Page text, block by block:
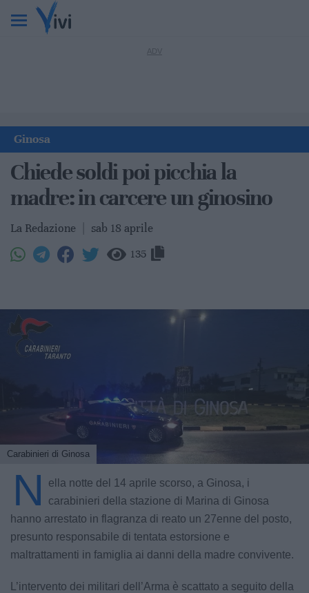
Ginosa
Chiede soldi poi picchia la
madre: in carcere un ginosino
La Redazione sab 18 aprile
135
Carabinieri di Ginosa
N
ella notte del 14 aprile scorso, a Ginosa, i
carabinieri della stazione di Marina di Ginosa
hanno arrestato in flagranza di reato un 27enne del posto,
presunto responsabile di tentata estorsione e
maltrattamenti in famiglia ai danni della madre convivente.
L’intervento dei militari dell’Arma è scattato a seguito della